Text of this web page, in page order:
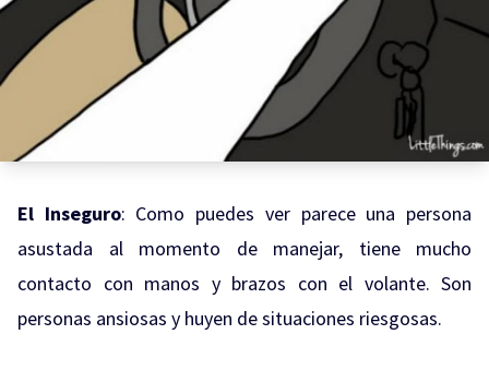
El Inseguro: Como puedes ver parece una persona
asustada al momento de manejar, tiene mucho
contacto con manos y brazos con el volante. Son
personas ansiosas y huyen de situaciones riesgosas.